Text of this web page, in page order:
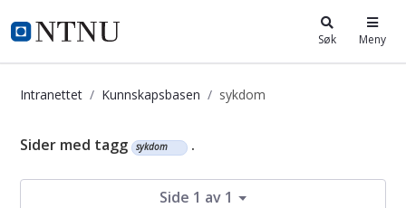
i.ntnu.no Søk Meny
Intranettet Kunnskapsbasen sykdom
Kunnskapsbasen
Sider med tagg sykdom .
Side 1 av 1